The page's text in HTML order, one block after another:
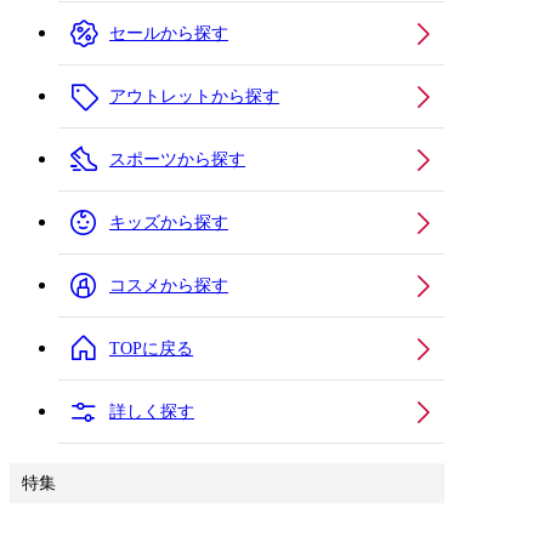
セールから探す
アウトレットから探す
スポーツから探す
キッズから探す
コスメから探す
TOPに戻る
詳しく探す
特集